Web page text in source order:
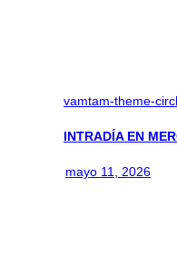
vamtam-theme-
INTRADÍA EN
mayo 11, 2026